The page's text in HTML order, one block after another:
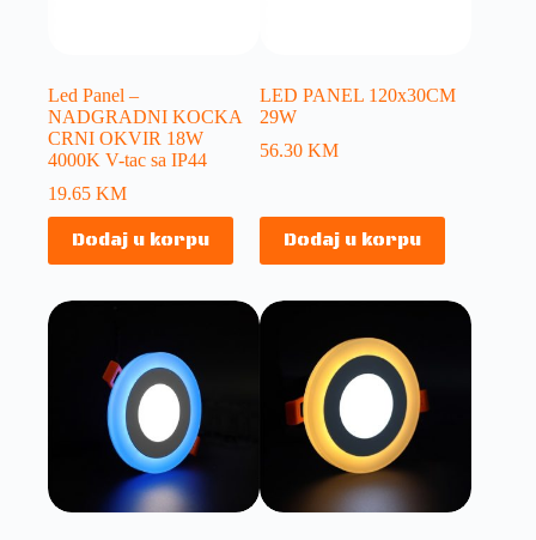
Led Panel –
NADGRADNI KOCKA
CRNI OKVIR 18W
4000K V-tac sa IP44
19.65 KM
Dodaj u korpu
LED PANEL 120x30CM
29W
56.30KM
Dodaj u korpu